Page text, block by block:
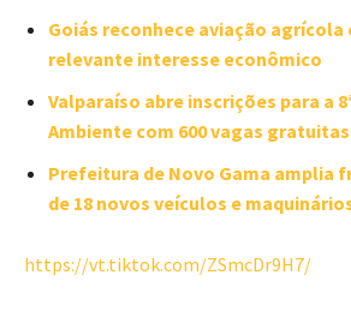
Goiás reconhece aviação
relevante interesse econômico
Valparaíso abre inscrições para a
Ambiente com 600 vagas gratuitas
Prefeitura de Novo Gama amplia
de 18 novos veículos e
https://vt.tiktok.com/ZSmcDr9H7/